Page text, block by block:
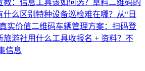
：信息工具该如何选？ 草料二维码的
什么区别 特种设备巡检难在哪？从“日
实价值二维码车辆管理方案：扫码登
旅游社用什么工具收报名 + 资料？不
信息